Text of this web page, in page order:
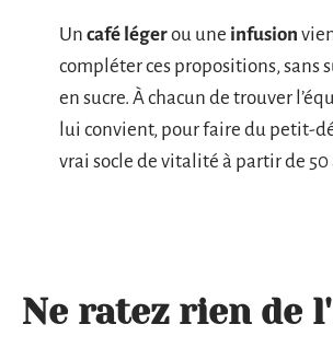
Un café légerou une infusion
compléter ces propositions, sans
en sucre. À chacun de trouver
lui convient, pour faire du petit-
vrai socle de vitalité à partir de 50
Ne ratez rien de